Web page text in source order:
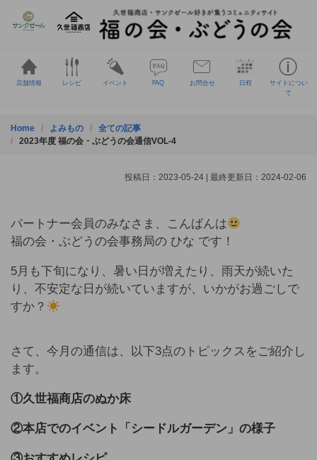
店舗情報 レシピ イベント FAQ お問合せ 日程
サイトについ
て
Home よみもの
全ての記事
2023年度 福の会・ぶどうの会通信VOL-4
投稿日：2023-05-24 | 最終更新日：2024-02-06
パートナー会員のみなさま、こんばんは
福の会・ぶどうの会事務局の ひな です！
5月も下旬になり、暑い日が増えたり、雨天が続いた
り、不安定な日が続いていますが、いかがお過ごしで
すか？
さて、今月の通信は、以下3点のトピックスをご紹介し
ます。
①久世福商店のぬか床
②本店でのイベント「シードルガーデン」の様子